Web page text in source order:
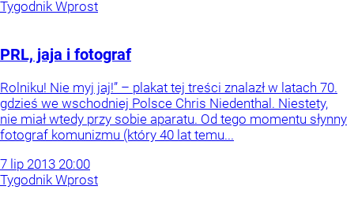
Tygodnik Wprost
PRL, jaja i fotograf
Rolniku! Nie myj jaj!” – plakat tej treści znalazł w latach 70.
gdzieś we wschodniej Polsce Chris Niedenthal. Niestety,
nie miał wtedy przy sobie aparatu. Od tego momentu słynny
fotograf komunizmu (który 40 lat temu...
7 lip 2013 20:00
Tygodnik Wprost